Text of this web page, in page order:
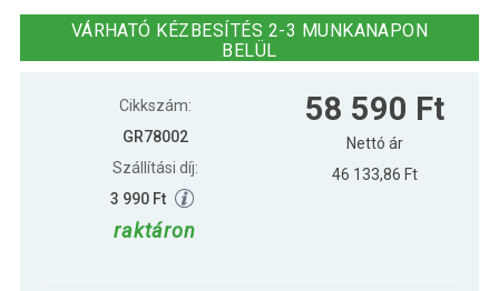
VÁRHATÓ KÉZBESÍTÉS 2-3 MUNKANAPON
BELÜL
Cikkszám:
GR78002
Szállítási díj:
3 990 Ft
raktáron
58 590 Ft
Nettó ár
46 133,86 Ft